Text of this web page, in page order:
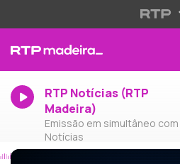
RTP Notícias (RTP
Madeira)
Emissão em simultâneo com
Notícias